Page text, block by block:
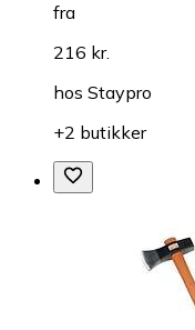
fra
216 kr.
hos Staypro
+2 butikker